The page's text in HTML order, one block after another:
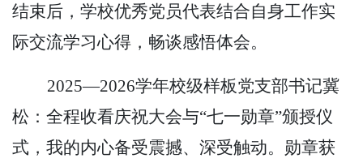
结束后，学校优秀党员代表结合自身工作实
际交流学习心得，畅谈感悟体会。
2025—2026学年校级样板党支部书记冀
松：全程收看庆祝大会与“七一勋章”颁授仪
式，我的内心备受震撼、深受触动。勋章获